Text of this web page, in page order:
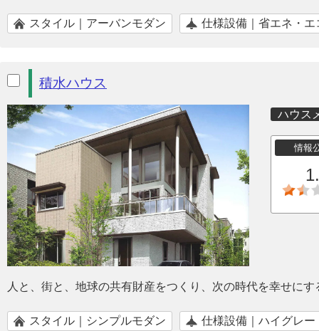
スタイル｜アーバンモダン 仕様設備｜省エネ・エ
積水ハウス
ハウス
情報
人と、街と、地球の共有財産をつくり、次の時代を幸せに
スタイル｜シンプルモダン 仕様設備｜ハイグレー